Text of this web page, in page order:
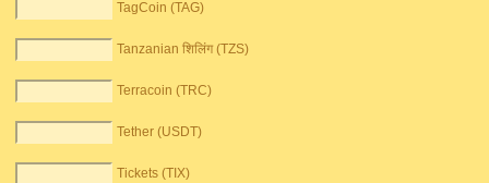
TagCoin (TAG)
Tanzanian शिलिंग (TZS)
Terracoin (TRC)
Tether (USDT)
Tickets (TIX)